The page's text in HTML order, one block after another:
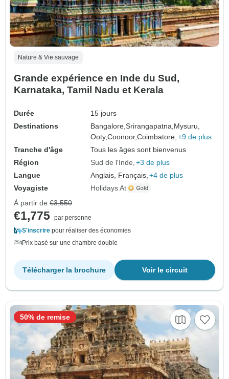
Nature & Vie sauvage
Grande expérience en Inde du Sud,
Karnataka, Tamil Nadu et Kerala
Durée
15 jours
Destinations
Bangalore,Srirangapatna, Mysuru,
Ooty,Coonoor,Coimbatore, +9 de plus
Tranche d'âge
Tous les âges sont bienvenus
Région
Sud de l'Inde +3 de plus
Langue
Anglais, Français, +4 de plus
Voyagiste
Holidays At
À partir de €3,550
€1,775 par personne
S'inscrire pour réaliser des économies
Prix basé sur une chambre double
Voir le circuit
Télécharger la brochure
50% de remise